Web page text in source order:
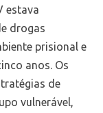
estava
drogas
prisional e
anos. Os
de
vulnerável,